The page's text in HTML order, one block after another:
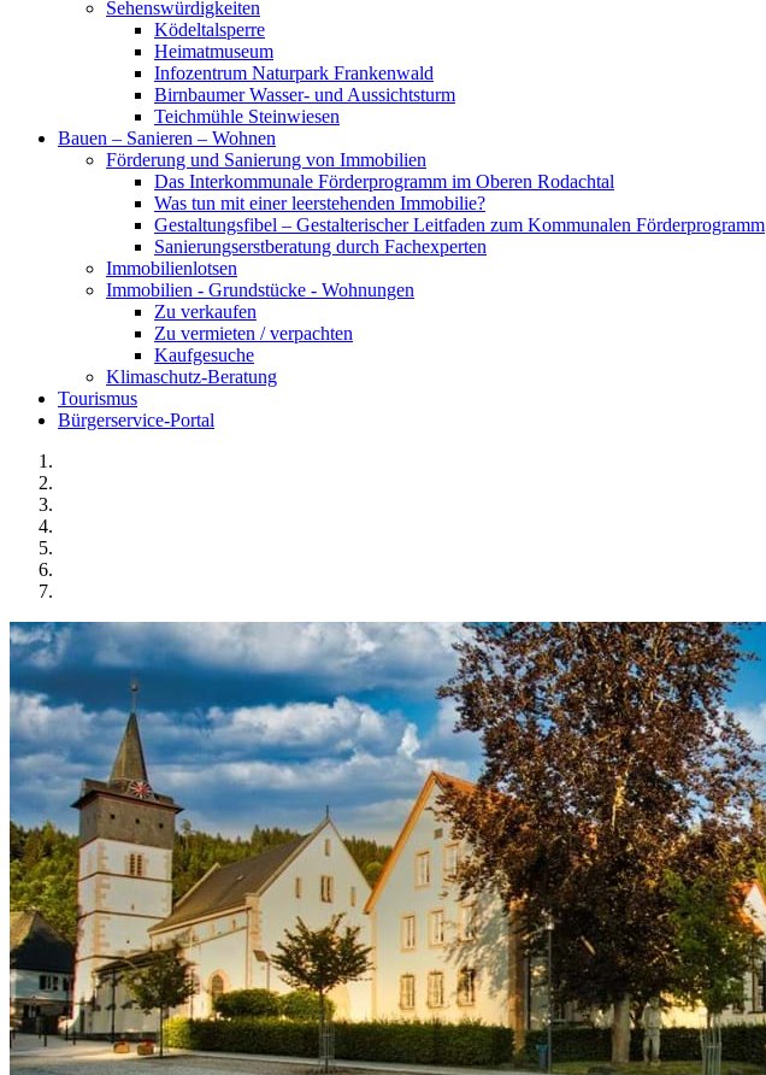
Sehenswürdigkeiten
Ködeltalsperre
Heimatmuseum
Infozentrum Naturpark Frankenwald
Birnbaumer Wasser- und Aussichtsturm
Teichmühle Steinwiesen
Bauen – Sanieren – Wohnen
Förderung und Sanierung von Immobilien
Das Interkommunale Förderprogramm im Oberen Rodachtal
Was tun mit einer leerstehenden Immobilie?
Gestaltungsfibel – Gestalterischer Leitfaden zum Kommunalen Förderprogramm
Sanierungserstberatung durch Fachexperten
Immobilienlotsen
Immobilien - Grundstücke - Wohnungen
Zu verkaufen
Zu vermieten / verpachten
Kaufgesuche
Klimaschutz-Beratung
Tourismus
Bürgerservice-Portal